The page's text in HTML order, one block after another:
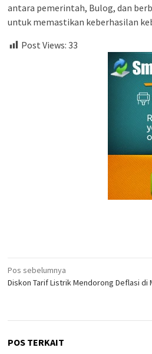
antara pemerintah, Bulog, dan
untuk memastikan keberhasilan
Post Views: 33
Navigasi
pos
Pos sebelumnya
Diskon Tarif Listrik Mendorong Deflasi di
POS TERKAIT